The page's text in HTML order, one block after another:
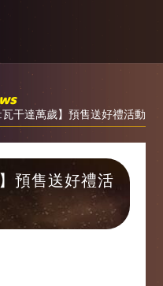
干達萬歲】預售送好禮活動
預售送好禮活